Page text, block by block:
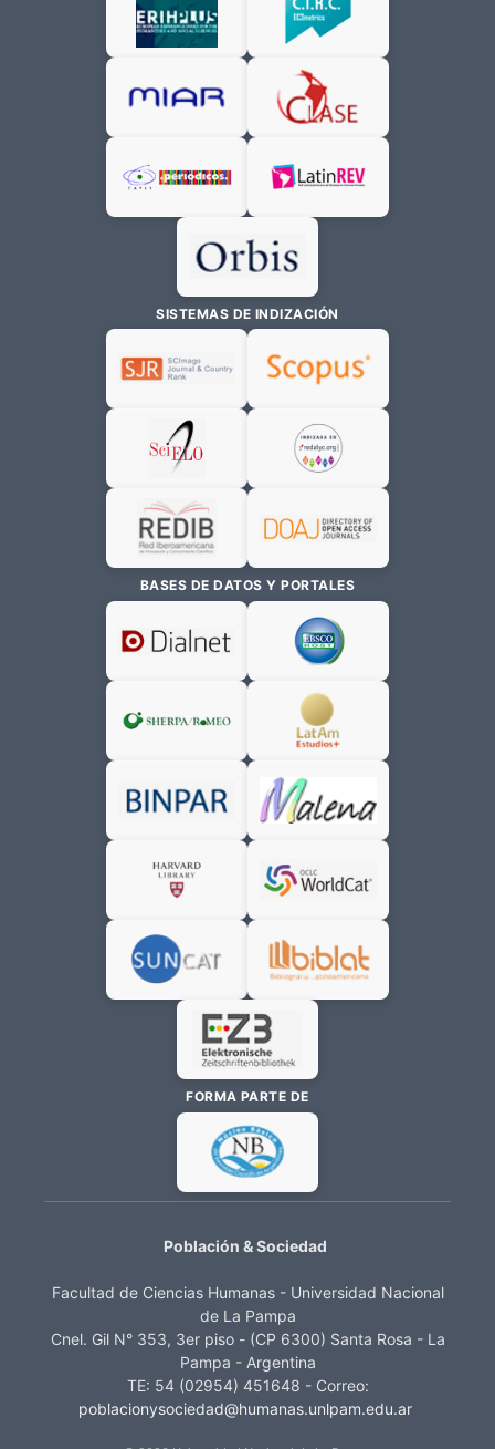
SISTEMAS DE INDIZACIÓN
BASES DE DATOS Y PORTALES
FORMA PARTE DE
Población & Sociedad
Facultad de Ciencias Humanas - Universidad Nacional
de La Pampa
Cnel. Gil N° 353, 3er piso - (CP 6300) Santa Rosa - La
Pampa - Argentina
TE: 54 (02954) 451648 - Correo:
poblacionysociedad@humanas.unlpam.edu.ar